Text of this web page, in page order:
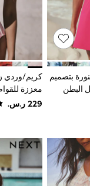
Baker by
All Boys
Sweatshirts
Coats
بتصميم
البطن
كريم/وردي
معززة